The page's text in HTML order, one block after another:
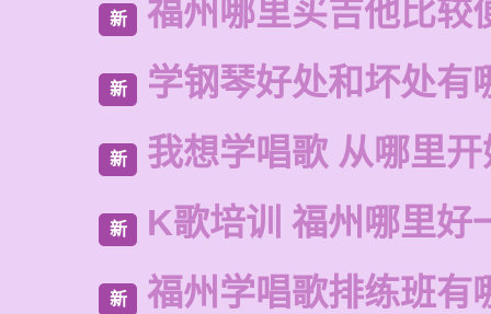
新 福州哪里买吉他比较
新 学钢琴好处和坏处有
新 我想学唱歌 从哪里开
新 K歌培训 福州哪里好
新 福州学唱歌排练班有